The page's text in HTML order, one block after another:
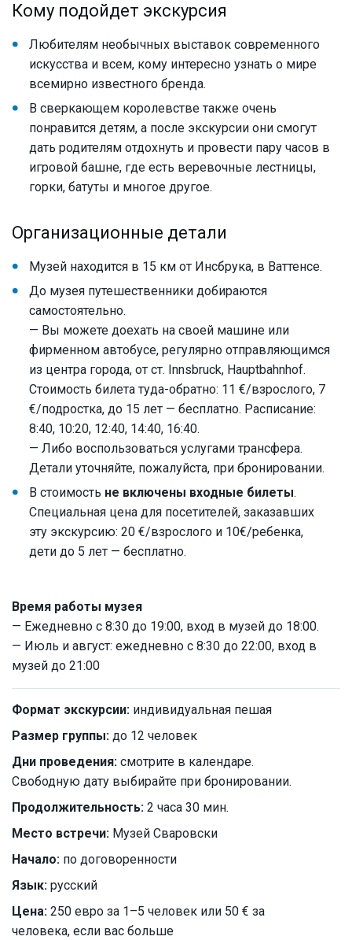
Кому подойдет экскурсия
Любителям необычных выставок современного
искусства и всем, кому интересно узнать о мире
всемирно известного бренда.
В сверкающем королевстве также очень
понравится детям, а после экскурсии они смогут
дать родителям отдохнуть и провести пару часов в
игровой башне, где есть веревочные лестницы,
горки, батуты и многое другое.
Организационные детали
Музей находится в 15 км от Инсбрука, в Ваттенсе.
До музея путешественники добираются
самостоятельно.
— Вы можете доехать на своей машине или
фирменном автобусе, регулярно отправляющимся
из центра города, от ст. Innsbruck, Hauptbahnhof.
Стоимость билета туда-обратно: 11 €/взрослого, 7
€/подростка, до 15 лет — бесплатно. Расписание:
8:40, 10:20, 12:40, 14:40, 16:40.
— Либо воспользоваться услугами трансфера.
Детали уточняйте, пожалуйста, при бронировании.
В стоимость не включены входные билеты.
Специальная цена для посетителей, заказавших
эту экскурсию: 20 €/взрослого и 10€/ребенка,
дети до 5 лет — бесплатно.
Время работы музея
— Ежедневно с 8:30 до 19:00, вход в музей до 18:00.
— Июль и август: ежедневно с 8:30 до 22:00, вход в
музей до 21:00
Формат экскурсии: индивидуальная пешая
Размер группы: до 12 человек
Дни проведения: смотрите в календаре.
Свободную дату выбирайте при бронировании.
Продолжительность: 2 часа 30 мин.
Место встречи: Музей Сваровски
Начало: по договоренности
Язык: русский
Цена: 250 евро за 1–5 человек или 50 € за
человека, если вас больше